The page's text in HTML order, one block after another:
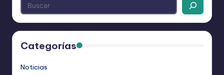
Categorías
Noticias